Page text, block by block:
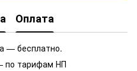
Оплата
— бесплатно.
по тарифам НП